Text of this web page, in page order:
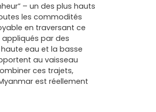
– un des plus hauts
les commodités
en traversant ce
par des
eau et la basse
au vaisseau
ces trajets,
est réellement